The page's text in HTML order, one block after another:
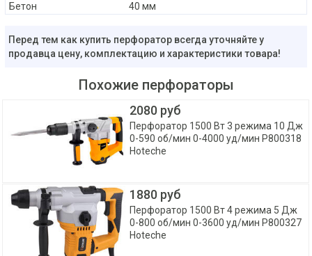
Бетон
40 мм
Перед тем как купить перфоратор всегда уточняйте у
продавца цену, комплектацию и характеристики товара!
Похожие перфораторы
2080 руб
Перфоратор 1500 Вт 3 режима 10 Дж
0-590 об/мин 0-4000 уд/мин P800318
Hoteche
1880 руб
Перфоратор 1500 Вт 4 режима 5 Дж
0-800 об/мин 0-3600 уд/мин P800327
Hoteche